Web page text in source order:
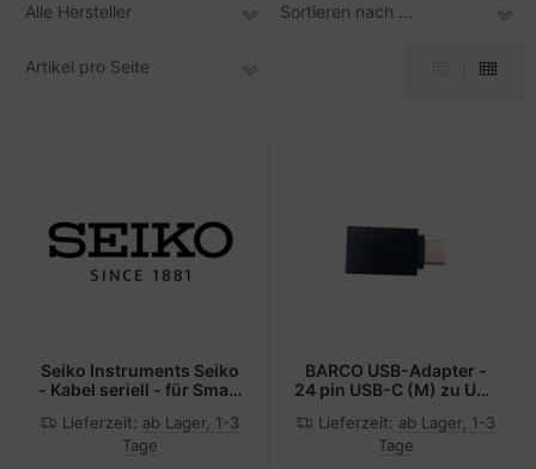
Alle Hersteller Sortieren nach ...
Artikel pro Seite
Seiko Instruments Seiko
- Kabel seriell - für Smart
Lieferzeit: ab Lager, 1-3
Tage
BARCO USB-Adapter -
24 pin USB-C (M) zu USB
Lieferzeit: ab Lager, 1-3
Tage